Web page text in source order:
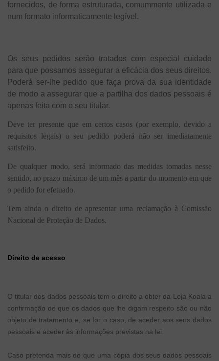
fornecidos, de forma estruturada, comummente utilizada e
num formato informaticamente legível.
Os seus pedidos serão tratados com especial cuidado
para que possamos assegurar a eficácia dos seus direitos.
Poderá ser-lhe pedido que faça prova da sua identidade
de modo a assegurar que a partilha dos dados pessoais é
apenas feita com o seu titular.
Deve ter presente que em certos casos (por exemplo, devido a
requisitos legais) o seu pedido poderá não ser imediatamente
satisfeito.
De qualquer modo, será informado das medidas tomadas nesse
sentido, no prazo máximo de um mês a partir do momento em que
o pedido for efetuado.
Tem ainda o direito de apresentar uma reclamação à Comissão
Nacional de Proteção de Dados.
Direito de acesso
O titular dos dados pessoais tem o direito a obter da Loja Koala a
confirmação de que os dados que lhe digam respeito são ou não
objeto de tratamento e, se for o caso, de aceder aos seus dados
pessoais e aceder às informações previstas na lei.
Caso pretenda mais do que uma cópia dos seus dados pessoais